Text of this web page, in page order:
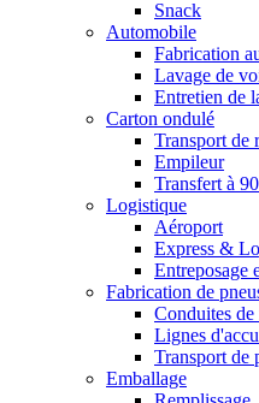
Snack
Automobile
Fabrication
Lavage de
Entretien de
Carton ondulé
Transport de
Empileur
Transfert à
Logistique
Aéroport
Express &
Entreposage
Fabrication de
Conduites
Lignes
Transport de
Emballage